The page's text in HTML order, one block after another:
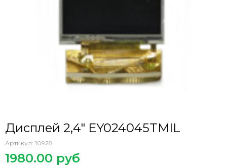
Дисплей 2,4" EY024045TMIL
Артикул: 10928
1980.00 руб